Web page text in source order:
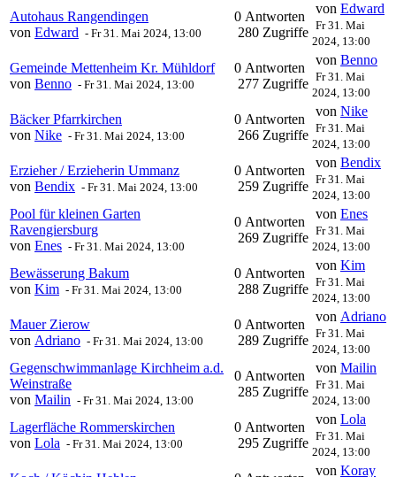
Autohaus Rangendingen
von Edward - Fr 31. Mai 2024, 13:00
0 Antworten
280 Zugriffe
von Edward
Fr 31. Mai
2024, 13:00
Gemeinde Mettenheim Kr. Mühldorf
von Benno - Fr 31. Mai 2024, 13:00
0 Antworten
277 Zugriffe
von Benno
Fr 31. Mai
2024, 13:00
Bäcker Pfarrkirchen
von Nike - Fr 31. Mai 2024, 13:00
0 Antworten
266 Zugriffe
von Nike
Fr 31. Mai
2024, 13:00
Erzieher / Erzieherin Ummanz
von Bendix - Fr 31. Mai 2024, 13:00
0 Antworten
259 Zugriffe
von Bendix
Fr 31. Mai
2024, 13:00
Pool für kleinen Garten
Ravengiersburg
von Enes - Fr 31. Mai 2024, 13:00
0 Antworten
269 Zugriffe
von Enes
Fr 31. Mai
2024, 13:00
Bewässerung Bakum
von Kim - Fr 31. Mai 2024, 13:00
0 Antworten
288 Zugriffe
von Kim
Fr 31. Mai
2024, 13:00
Mauer Zierow
von Adriano - Fr 31. Mai 2024, 13:00
0 Antworten
289 Zugriffe
von Adriano
Fr 31. Mai
2024, 13:00
Gegenschwimmanlage Kirchheim a.d.
Weinstraße
von Mailin - Fr 31. Mai 2024, 13:00
0 Antworten
285 Zugriffe
von Mailin
Fr 31. Mai
2024, 13:00
Lagerfläche Rommerskirchen
von Lola - Fr 31. Mai 2024, 13:00
0 Antworten
295 Zugriffe
von Lola
Fr 31. Mai
2024, 13:00
von Koray